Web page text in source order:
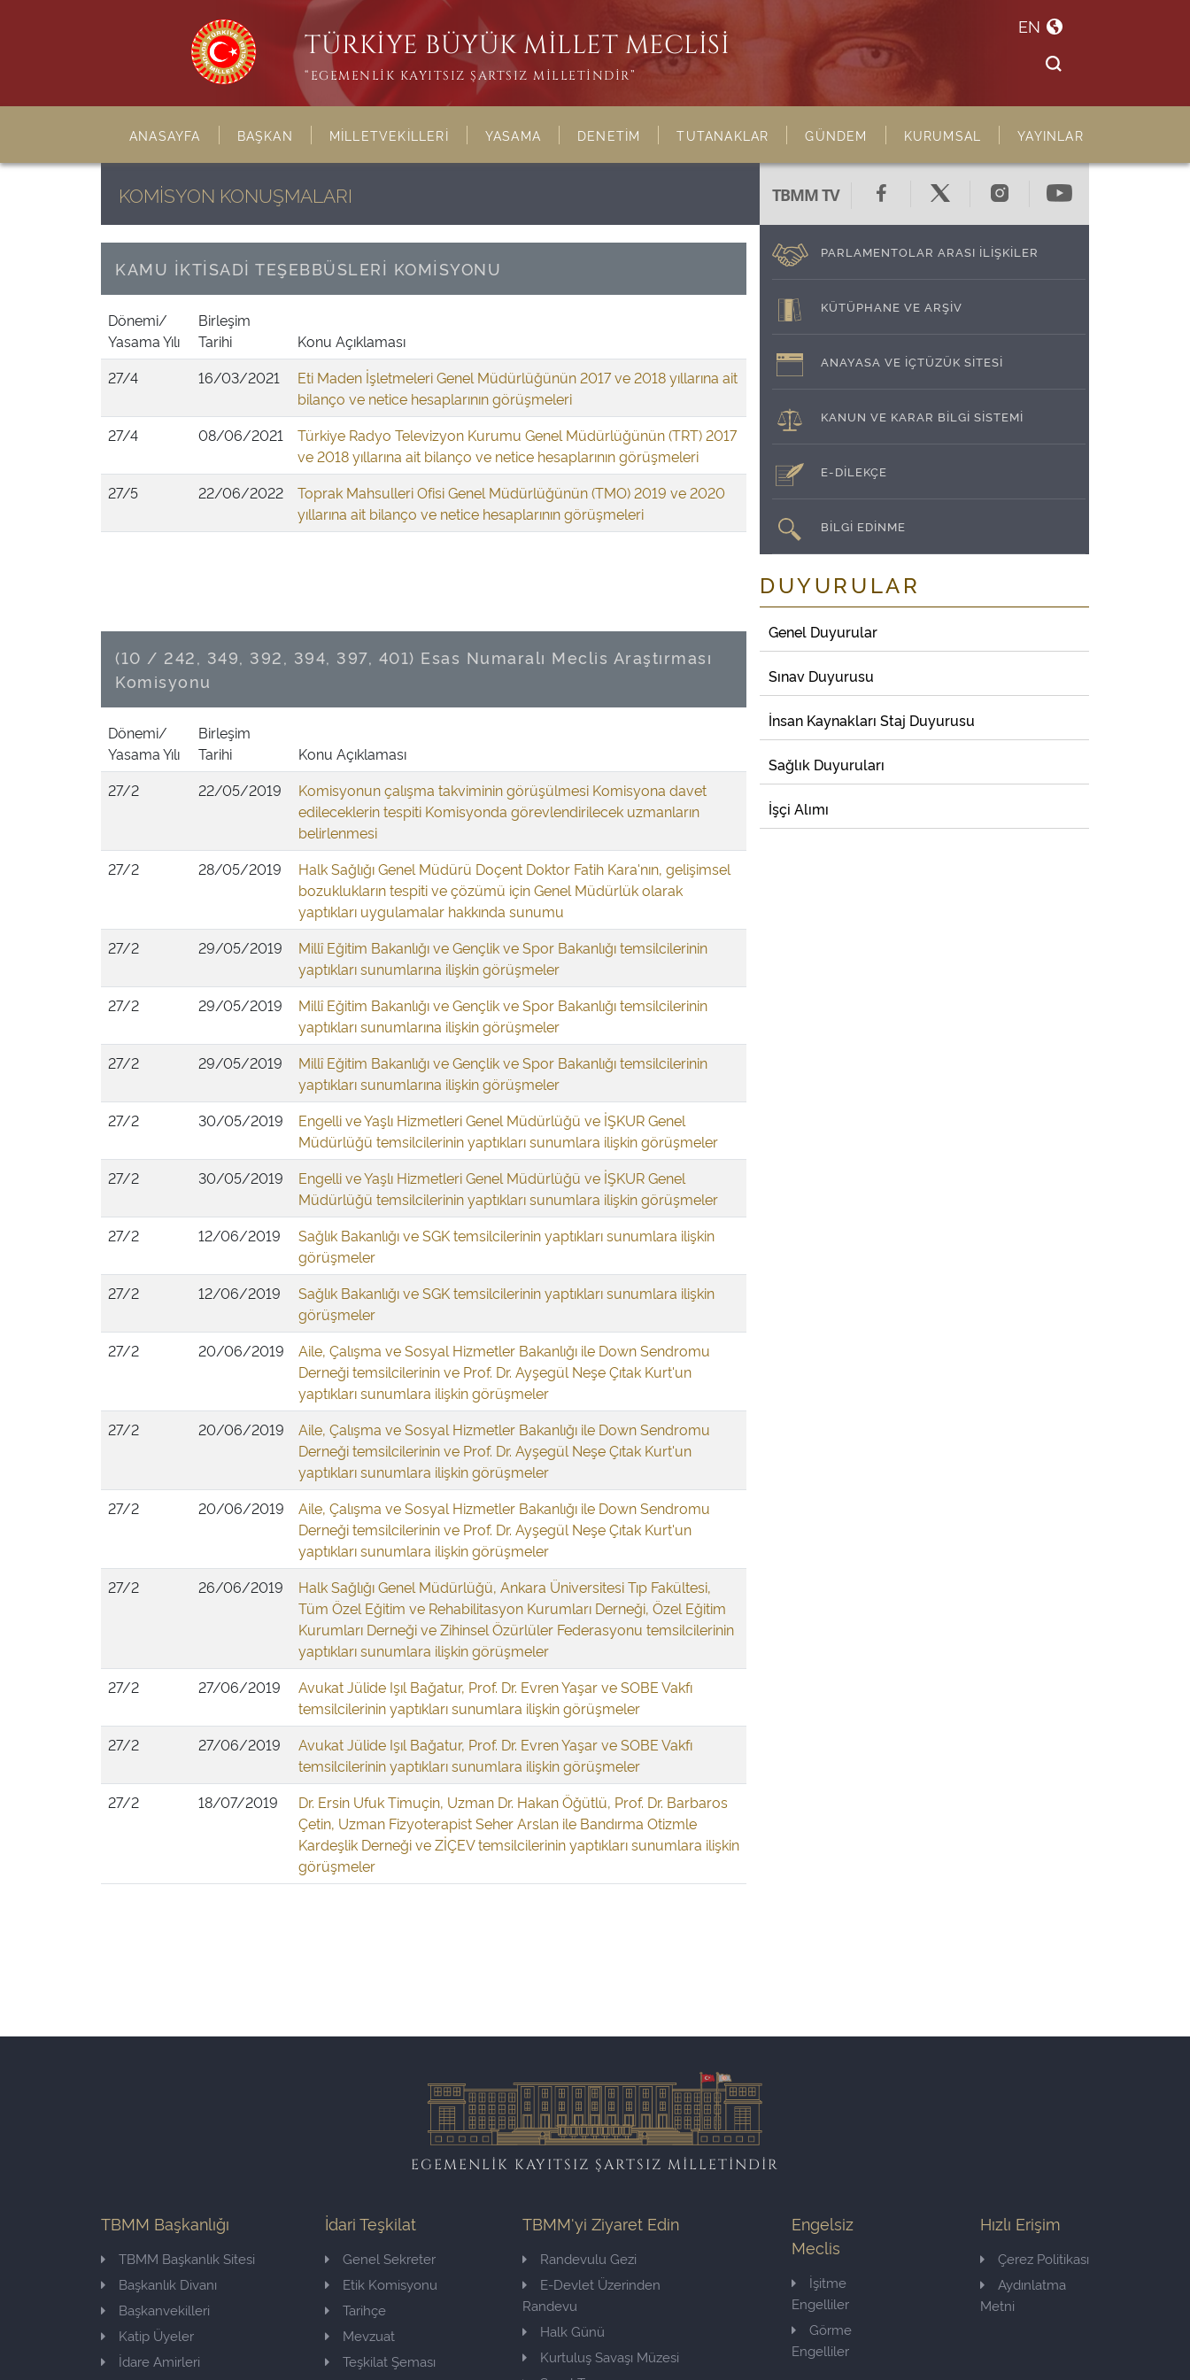
TÜRKİYE BÜYÜK MİLLET MECLİSİ
“EGEMENLİK KAYITSIZ ŞARTSIZ MİLLETİNDİR”
EN
ANASAYFA BAŞKAN MİLLETVEKİLLERİ YASAMA DENETİM TUTANAKLAR GÜNDEM KURUMSAL YAYINLAR
KOMİSYON KONUŞMALARI
KAMU İKTİSADİ TEŞEBBÜSLERİ KOMİSYONU
Dönemi/
Yasama Yılı
Birleşim
Tarihi
Konu Açıklaması
27/4
16/03/2021
Eti Maden İşletmeleri Genel Müdürlüğünün 2017 ve 2018 yıllarına ait
bilanço ve netice hesaplarının görüşmeleri
27/4
08/06/2021
Türkiye Radyo Televizyon Kurumu Genel Müdürlüğünün (TRT) 2017
ve 2018 yıllarına ait bilanço ve netice hesaplarının görüşmeleri
27/5
22/06/2022
Toprak Mahsulleri Ofisi Genel Müdürlüğünün (TMO) 2019 ve 2020
yıllarına ait bilanço ve netice hesaplarının görüşmeleri
(10 / 242, 349, 392, 394, 397, 401) Esas Numaralı Meclis Araştırması
Komisyonu
Dönemi/
Yasama Yılı
Birleşim
Tarihi
Konu Açıklaması
27/2
22/05/2019
Komisyonun çalışma takviminin görüşülmesi Komisyona davet
edileceklerin tespiti Komisyonda görevlendirilecek uzmanların
belirlenmesi
27/2
28/05/2019
Halk Sağlığı Genel Müdürü Doçent Doktor Fatih Kara'nın, gelişimsel
bozuklukların tespiti ve çözümü için Genel Müdürlük olarak
yaptıkları uygulamalar hakkında sunumu
27/2
29/05/2019
Millî Eğitim Bakanlığı ve Gençlik ve Spor Bakanlığı temsilcilerinin
yaptıkları sunumlarına ilişkin görüşmeler
27/2
29/05/2019
Millî Eğitim Bakanlığı ve Gençlik ve Spor Bakanlığı temsilcilerinin
yaptıkları sunumlarına ilişkin görüşmeler
27/2
29/05/2019
Millî Eğitim Bakanlığı ve Gençlik ve Spor Bakanlığı temsilcilerinin
yaptıkları sunumlarına ilişkin görüşmeler
27/2
30/05/2019
Engelli ve Yaşlı Hizmetleri Genel Müdürlüğü ve İŞKUR Genel
Müdürlüğü temsilcilerinin yaptıkları sunumlara ilişkin görüşmeler
27/2
30/05/2019
Engelli ve Yaşlı Hizmetleri Genel Müdürlüğü ve İŞKUR Genel
Müdürlüğü temsilcilerinin yaptıkları sunumlara ilişkin görüşmeler
27/2
12/06/2019
Sağlık Bakanlığı ve SGK temsilcilerinin yaptıkları sunumlara ilişkin
görüşmeler
27/2
12/06/2019
Sağlık Bakanlığı ve SGK temsilcilerinin yaptıkları sunumlara ilişkin
görüşmeler
27/2
20/06/2019
Aile, Çalışma ve Sosyal Hizmetler Bakanlığı ile Down Sendromu
Derneği temsilcilerinin ve Prof. Dr. Ayşegül Neşe Çıtak Kurt'un
yaptıkları sunumlara ilişkin görüşmeler
27/2
20/06/2019
Aile, Çalışma ve Sosyal Hizmetler Bakanlığı ile Down Sendromu
Derneği temsilcilerinin ve Prof. Dr. Ayşegül Neşe Çıtak Kurt'un
yaptıkları sunumlara ilişkin görüşmeler
27/2
20/06/2019
Aile, Çalışma ve Sosyal Hizmetler Bakanlığı ile Down Sendromu
Derneği temsilcilerinin ve Prof. Dr. Ayşegül Neşe Çıtak Kurt'un
yaptıkları sunumlara ilişkin görüşmeler
27/2
26/06/2019
Halk Sağlığı Genel Müdürlüğü, Ankara Üniversitesi Tıp Fakültesi,
Tüm Özel Eğitim ve Rehabilitasyon Kurumları Derneği, Özel Eğitim
Kurumları Derneği ve Zihinsel Özürlüler Federasyonu temsilcilerinin
yaptıkları sunumlara ilişkin görüşmeler
27/2
27/06/2019
Avukat Jülide Işıl Bağatur, Prof. Dr. Evren Yaşar ve SOBE Vakfı
temsilcilerinin yaptıkları sunumlara ilişkin görüşmeler
27/2
27/06/2019
Avukat Jülide Işıl Bağatur, Prof. Dr. Evren Yaşar ve SOBE Vakfı
temsilcilerinin yaptıkları sunumlara ilişkin görüşmeler
27/2
18/07/2019
Dr. Ersin Ufuk Timuçin, Uzman Dr. Hakan Öğütlü, Prof. Dr. Barbaros
Çetin, Uzman Fizyoterapist Seher Arslan ile Bandırma Otizmle
Kardeşlik Derneği ve ZİÇEV temsilcilerinin yaptıkları sunumlara ilişkin
görüşmeler
TBMM TV
PARLAMENTOLAR ARASI İLİŞKİLER
KÜTÜPHANE VE ARŞİV
ANAYASA VE İÇTÜZÜK SİTESİ
KANUN VE KARAR BİLGİ SİSTEMİ
E-DİLEKÇE
BİLGİ EDİNME
DUYURULAR
Genel Duyurular
Sınav Duyurusu
İnsan Kaynakları Staj Duyurusu
Sağlık Duyuruları
İşçi Alımı
EGEMENLİK KAYITSIZ ŞARTSIZ MİLLETİNDİR
TBMM Başkanlığı
TBMM Başkanlık Sitesi
Başkanlık Divanı
Başkanvekilleri
Katip Üyeler
İdare Amirleri
İdari Teşkilat
Genel Sekreter
Etik Komisyonu
Tarihçe
Mevzuat
Teşkilat Şeması
TBMM'yi Ziyaret Edin
Randevulu Gezi
E-Devlet Üzerinden
Randevu
Halk Günü
Kurtuluş Savaşı Müzesi
Engelsiz
Meclis
İşitme
Engelliler
Görme
Engelliler
Hızlı Erişim
Çerez Politikası
Aydınlatma
Metni